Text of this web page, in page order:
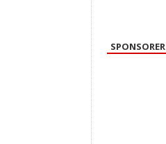
SPONSORER